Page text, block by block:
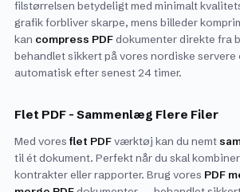
filstørrelsen betydeligt med minimalt
grafik forbliver skarpe, mens billeder
kan compress PDFdokumenter direkte fra
behandlet sikkert på vores nordiske
automatisk efter senest 24 timer.
Flet PDF - Sammenlæg Flere Filer
Med vores flet PDFværktøj kan du nemt
til ét dokument. Perfekt når du skal
kontrakter eller rapporter. Brug vores PDF